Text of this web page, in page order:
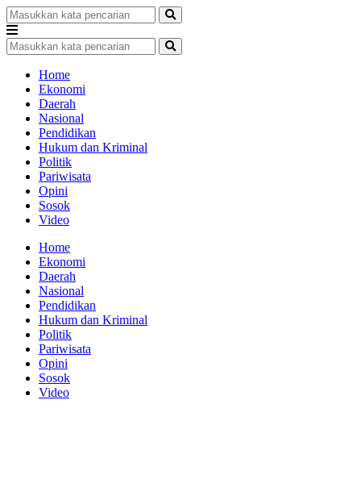
Home
Ekonomi
Daerah
Nasional
Pendidikan
Hukum dan Kriminal
Politik
Pariwisata
Opini
Sosok
Video
Home
Ekonomi
Daerah
Nasional
Pendidikan
Hukum dan Kriminal
Politik
Pariwisata
Opini
Sosok
Video